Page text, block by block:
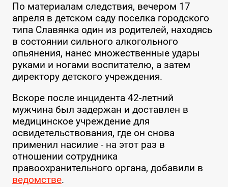
По материалам следствия, вечером 17
апреля в детском саду поселка городского
типа Славянка один из родителей, находясь
в состоянии сильного алкогольного
опьянения, нанес множественные удары
руками и ногами воспитателю, а затем
директору детского учреждения.
Вскоре после инцидента 42-летний
мужчина был задержан и доставлен в
медицинское учреждение для
освидетельствования, где он снова
применил насилие - на этот раз в
отношении сотрудника
правоохранительного органа, добавили в
ведомстве.